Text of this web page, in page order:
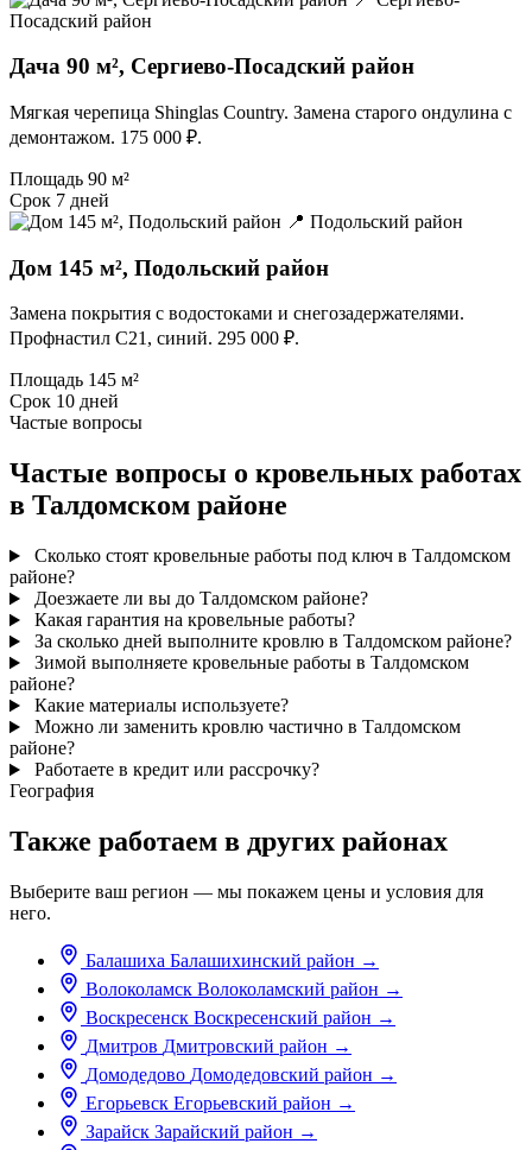
Посадский район
Дача 90 м², Сергиево-Посадский район
Мягкая черепица Shinglas Country. Замена старого ондулина с
демонтажом. 175 000 ₽.
Площадь 90 м²
Срок 7 дней
📍 Подольский район
Дом 145 м², Подольский район
Замена покрытия с водостоками и снегозадержателями.
Профнастил С21, синий. 295 000 ₽.
Площадь 145 м²
Срок 10 дней
Частые вопросы
Частые вопросы о кровельных работах
в Талдомском районе
Сколько стоят кровельные работы под ключ в Талдомском
районе?
Доезжаете ли вы до Талдомском районе?
Какая гарантия на кровельные работы?
За сколько дней выполните кровлю в Талдомском районе?
Зимой выполняете кровельные работы в Талдомском
районе?
Какие материалы используете?
Можно ли заменить кровлю частично в Талдомском
районе?
Работаете в кредит или рассрочку?
География
Также работаем в других районах
Выберите ваш регион — мы покажем цены и условия для
него.
Балашиха Балашихинский район →
Волоколамск Волоколамский район →
Воскресенск Воскресенский район →
Дмитров Дмитровский район →
Домодедово Домодедовский район →
Егорьевск Егорьевский район →
Зарайск Зарайский район →